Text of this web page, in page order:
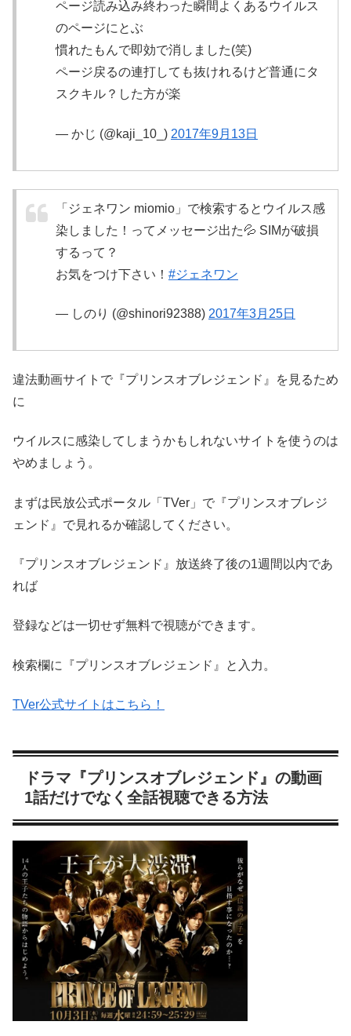
ページ読み込み終わった瞬間よくあるウイルス
のページにとぶ
慣れたもんで即効で消しました(笑)
ページ戻るの連打しても抜けれるけど普通にタ
スクキル？した方が楽
— かじ (@kaji_10_) 2017年9月13日
「ジェネワン miomio」で検索するとウイルス感
染しました！ってメッセージ出た💦 SIMが破損
するって？
お気をつけ下さい！ #ジェネワン
— しのり (@shinori92388) 2017年3月25日
違法動画サイトで『プリンスオブレジェンド』を見るため
に
ウイルスに感染してしまうかもしれないサイトを使うのは
やめましょう。
まずは民放公式ポータル「TVer」で『プリンスオブレジ
ェンド』で見れるか確認してください。
『プリンスオブレジェンド』放送終了後の1週間以内であ
れば
登録などは一切せず無料で視聴ができます。
検索欄に『プリンスオブレジェンド』と入力。
TVer公式サイトはこちら！
ドラマ『プリンスオブレジェンド』の動画
1話だけでなく全話視聴できる方法